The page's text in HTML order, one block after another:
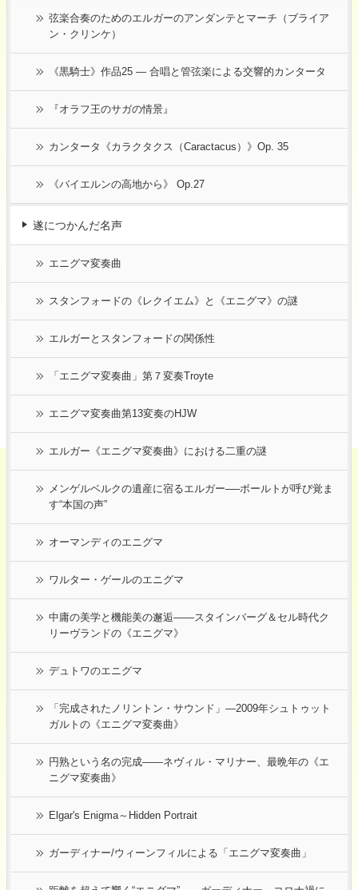
弦楽合奏のためのエルガーのアンダンテとマーチ（ブライア
ン・クリンケ）
《黒騎士》作品25 ― 合唱と管弦楽による交響的カンタータ
『オラフ王のサガの情景』
カンタータ《カラクタクス（Caractacus）》Op. 35
《バイエルンの高地から》 Op.27
遂につかんだ名声
エニグマ変奏曲
スタンフォードの《レクイエム》と《エニグマ》の謎
エルガーとスタンフォードの関係性
「エニグマ変奏曲」第７変奏Troyte
エニグマ変奏曲第13変奏のHJW
エルガー《エニグマ変奏曲》における二重の謎
メンゲルベルクの遺産に宿るエルガー──ボールトが呼び覚ま
す“本国の声”
オーマンディのエニグマ
ワルター・ゲールのエニグマ
中庸の美学と機能美の邂逅――スタインバーグ＆セル時代ク
リーヴランドの《エニグマ》
デュトワのエニグマ
「完成されたノリントン・サウンド」―2009年シュトゥット
ガルトの《エニグマ変奏曲》
円熟という名の完成――ネヴィル・マリナー、最晩年の《エ
ニグマ変奏曲》
Elgar's Enigma～Hidden Portrait
ガーディナー/ウィーンフィルによる「エニグマ変奏曲」